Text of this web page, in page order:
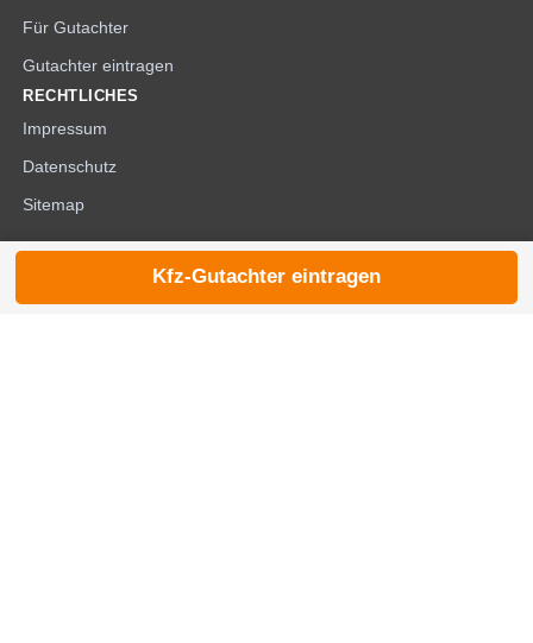
Für Gutachter
Gutachter eintragen
RECHTLICHES
Impressum
Datenschutz
Sitemap
© 2026 die-kfzgutachter.de
Kfz-Gutachter eintragen